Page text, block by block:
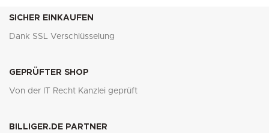
SICHER EINKAUFEN
Dank SSL Verschlüsselung
GEPRÜFTER SHOP
Von der IT Recht Kanzlei geprüft
BILLIGER.DE PARTNER